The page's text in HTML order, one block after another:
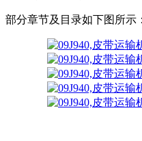
部分章节及目录如下图所示：